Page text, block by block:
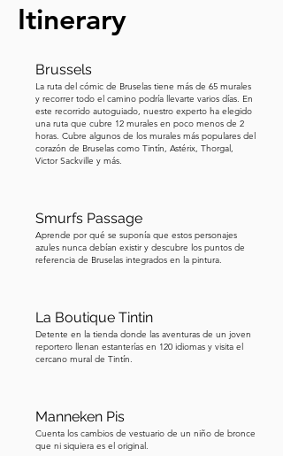
Itinerary
Brussels
La ruta del cómic de Bruselas tiene más de 65 murales
y recorrer todo el camino podría llevarte varios días. En
este recorrido autoguiado, nuestro experto ha elegido
una ruta que cubre 12 murales en poco menos de 2
horas. Cubre algunos de los murales más populares del
corazón de Bruselas como Tintín, Astérix, Thorgal,
Victor Sackville y más.
Smurfs Passage
Aprende por qué se suponía que estos personajes
azules nunca debían existir y descubre los puntos de
referencia de Bruselas integrados en la pintura.
La Boutique Tintin
Detente en la tienda donde las aventuras de un joven
reportero llenan estanterías en 120 idiomas y visita el
cercano mural de Tintín.
Manneken Pis
Cuenta los cambios de vestuario de un niño de bronce
que ni siquiera es el original.